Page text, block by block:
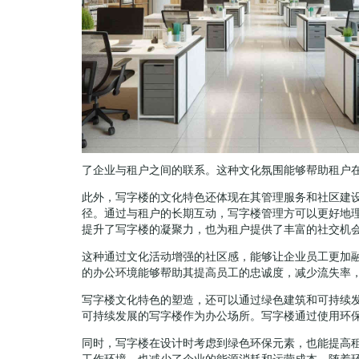
了企业与租户之间的联系。这种文化氛围能够帮助租
此外，写字楼的文化特色还体现在其管理服务和社区
径。通过与租户的长期互动，写字楼管理方可以更好
提升了写字楼的凝聚力，也为租户提供了丰富的社交机
这种通过文化活动增强的社区感，能够让企业员工更
的办公环境能够帮助其提高员工的忠诚度，减少流失率
写字楼文化特色的塑造，还可以通过绿色建筑和可持
可持续发展的写字楼作为办公场所。写字楼通过使用
同时，写字楼在设计时考虑到绿色环保元素，也能提